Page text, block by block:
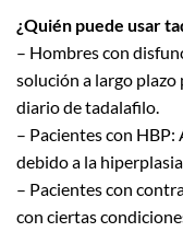
¿Quién puede usar
– Hombres con
solución a largo plazo
diario de tadalafilo.
– Pacientes con
debido a la
– Pacientes con
con ciertas